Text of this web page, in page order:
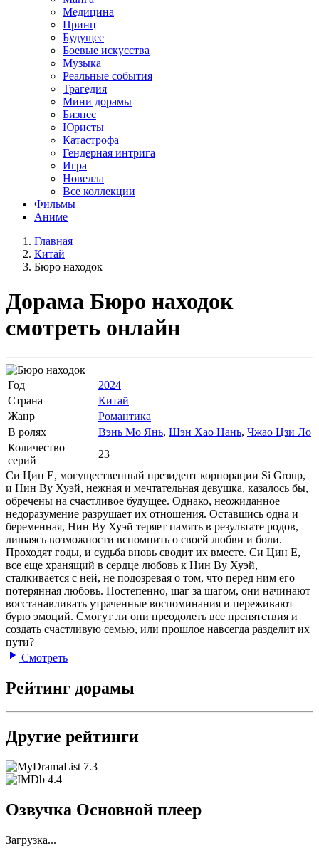
Медицина
Принц
Будущее
Боевые искусства
Музыка
Реальные события
Трагедия
Мини дорамы
Бизнес
Юристы
Катастрофа
Гендерная интрига
Игра
Новелла
Все коллекции
Фильмы
Аниме
Главная
Китай
Бюро находок
Дорама Бюро находок
смотреть онлайн
Год
2024
Страна
Китай
Жанр
Романтика
В ролях
Вэнь Мо Янь, Шэн Хао Нань, Чжао Цзи Ло
Количество
серий
23
Си Цин Е, могущественный президент корпорации Si Group,
и Нин Ву Хуэй, нежная и мечтательная девушка, казалось бы,
обречены на счастливое будущее. Однако, неожиданное
недоразумение разрушает их отношения. Оставшись одна и
беременная, Нин Ву Хуэй теряет память в результате родов,
лишаясь возможности вспомнить о своей любви и боли.
Проходят годы, и судьба вновь сводит их вместе. Си Цин Е,
все еще хранящий в сердце любовь к Нин Ву Хуэй,
сталкивается с ней, не подозревая о том, что перед ним его
потерянная любовь. Постепенно, шаг за шагом, они начинают
восстанавливать утраченные воспоминания и переживают
бурю эмоций. Смогут ли они преодолеть все препятствия и
создать счастливую семью, или прошлое навсегда разделит их
пути?
Смотреть
Рейтинг дорамы
Другие рейтинги
7.3
4.4
Озвучка Основной плеер
Загрузка...